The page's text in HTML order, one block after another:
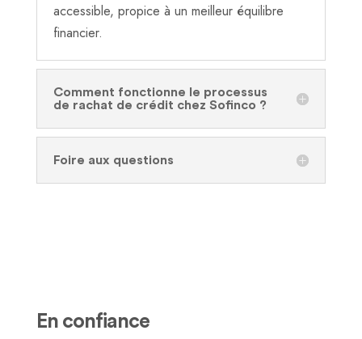
accessible, propice à un meilleur équilibre
financier.
Comment fonctionne le processus
de rachat de crédit chez Sofinco ?
Foire aux questions
En confiance